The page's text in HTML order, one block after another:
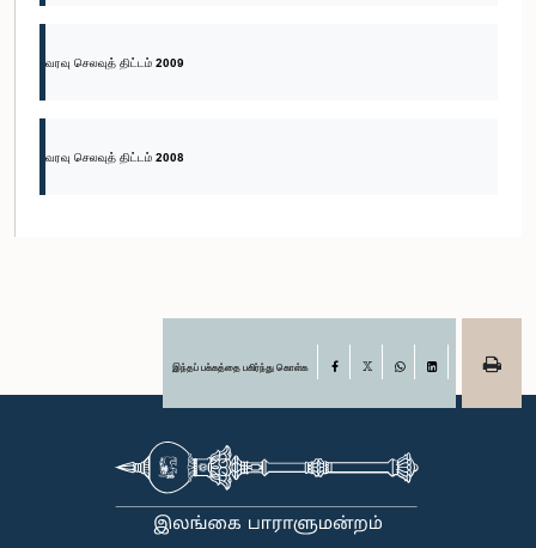
வரவு செலவுத் திட்டம் 2009
வரவு செலவுத் திட்டம் 2008
இந்தப் பக்கத்தை பகிர்ந்து கொள்க Facebook